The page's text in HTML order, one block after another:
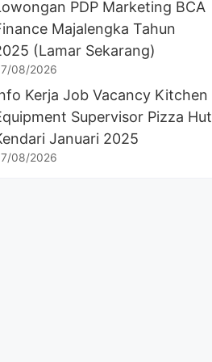
PDP Marketing BCA
Majalengka Tahun
(Lamar Sekarang)
08/2026
Kerja Job Vacancy Kitchen
Supervisor Pizza Hut
Januari 2025
08/2026